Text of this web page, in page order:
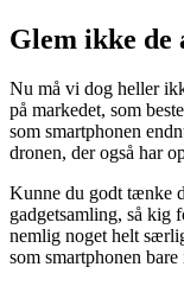
Glem ikke de
Nu må vi dog heller
på markedet, som
som smartphonen
dronen, der også har
Kunne du godt tænke
gadgetsamling, så kig
nemlig noget helt
som smartphonen